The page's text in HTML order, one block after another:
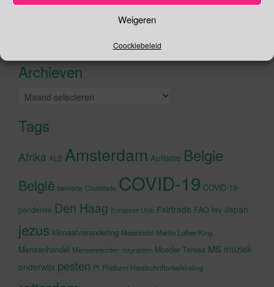
Weigeren
Coockiebeleid
Zoeken
Recente tweetsKlik om marketing cookies te
Archieven
Archieven
Tags
Afrika ALS Amsterdam Autisme Belgie
België beroerte Chocolade COVID-19 COVID-19-
pandemie Den Haag Europese Unie Fairtrade FAO hiv Japan
jezus klimaatverandering Maastricht Martin Luther King
Mensenhandel Mensenrechten migranten Moeder Teresa MS muziek
onderwijs pesten Pi Platform Handschriftontwikkeling